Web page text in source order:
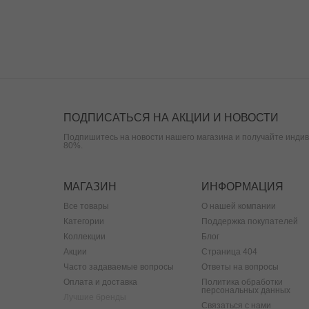
ПОДПИСАТЬСЯ НА АКЦИИ И НОВОСТИ
Подпишитесь на новости нашего магазина и получайте
80%.
МАГАЗИН ИНФОРМАЦИЯ
Все товары
Категории
Коллекции
Акции
Часто задаваемые вопросы
Оплата и доставка
О нашей компании
Поддержка покупателей
Блог
Страница 404
Ответы на вопросы
Политика обработки
персональных данных
Связаться с нами